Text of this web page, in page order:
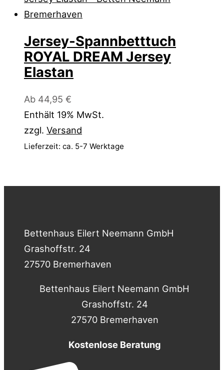
Jersey-Spannbetttuch
ROYAL DREAM Jersey
Elastan
Ab 44,95 €
Enthält 19% MwSt.
zzgl. Versand
Lieferzeit: ca. 5-7 Werktage
Bettenhaus Eilert Neemann GmbH
Grashoffstr. 24
27570 Bremerhaven
Bettenhaus Eilert Neemann GmbH
Grashoffstr. 24
27570 Bremerhaven
Kostenlose Beratung